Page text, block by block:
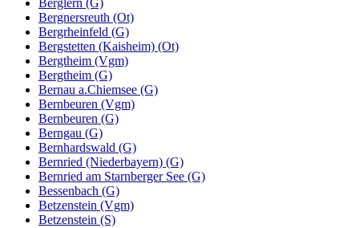
Bergnersreuth (Ot)
Bergrheinfeld (G)
Bergstetten (Kaisheim) (Ot)
Bergtheim (Vgm)
Bergtheim (G)
Bernau a.Chiemsee (G)
Bernbeuren (Vgm)
Bernbeuren (G)
Berngau (G)
Bernhardswald (G)
Bernried (Niederbayern) (G)
Bernried am Starnberger See (G)
Bessenbach (G)
Betzenstein (Vgm)
Betzenstein (S)